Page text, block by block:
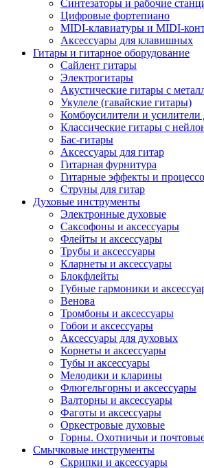
Синтезаторы и рабочие
Цифровые фортепиано
MIDI-клавиатуры и MIDI-
Аксессуары для клавишных
Гитары и гитарное оборудование
Сайлент гитары
Электрогитары
Акустические гитары с
Укулеле (гавайские гитары)
Комбоусилители и усилители
Классические гитары с
Бас-гитары
Аксессуары для гитар
Гитарная фурнитура
Гитарные эффекты и
Струны для гитар
Духовые инструменты
Электронные духовые
Саксофоны и аксессуары
Флейты и аксессуары
Трубы и аксессуары
Кларнеты и аксессуары
Блокфлейты
Губные гармоники и
Венова
Тромбоны и аксессуары
Гобои и аксессуары
Аксессуары для духовых
Корнеты и аксессуары
Тубы и аксессуары
Мелодики и кларины
Флюгельгорны и аксессуары
Валторны и аксессуары
Фаготы и аксессуары
Оркестровые духовые
Горны. Охотничьи и
Смычковые инструменты
Скрипки и аксессуары